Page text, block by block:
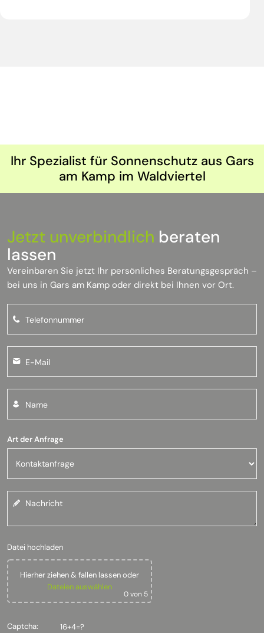
Ihr Spezialist für Sonnenschutz aus Gars
am Kamp im Waldviertel
Jetzt unverbindlich beraten
lassen
Vereinbaren Sie jetzt Ihr persönliches Beratungsgespräch –
bei uns in Gars am Kamp oder direkt bei Ihnen vor Ort.
Art der Anfrage
Datei hochladen
Hierher ziehen & fallen lassenoder
Dateien auswählen
0von 5
Captcha: 16+4=?